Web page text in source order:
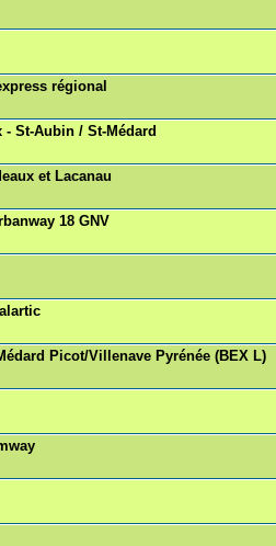
régional
St-Aubin / St-Médard
et Lacanau
18 GNV
Picot/Villenave Pyrénée (BEX L)